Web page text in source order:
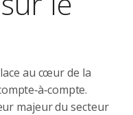
au cœur de la
majeur du secteur